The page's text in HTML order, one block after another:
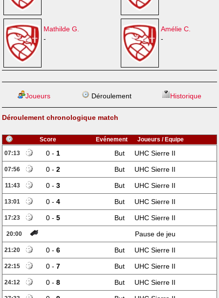
Mathilde G.
-
Amélie C.
-
Joueurs Déroulement Historique
Déroulement chronologique match
Score Evénement
Joueurs / Equipe
07:13
0 - 1 But UHC Sierre II
07:56 0 - 2 But UHC Sierre II
11:43 0 - 3 But UHC Sierre II
13:01 0 - 4 But UHC Sierre II
17:23 0 - 5 But UHC Sierre II
20:00 Pause de jeu
21:20 0 - 6 But UHC Sierre II
22:15 0 - 7 But UHC Sierre II
24:12 0 - 8 But UHC Sierre II